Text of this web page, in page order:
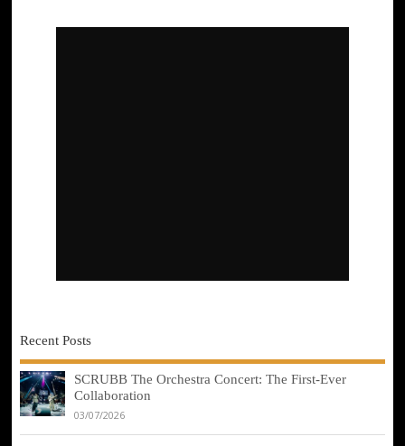
Recent Posts
SCRUBB The Orchestra Concert: The First-Ever
Collaboration
03/07/2026